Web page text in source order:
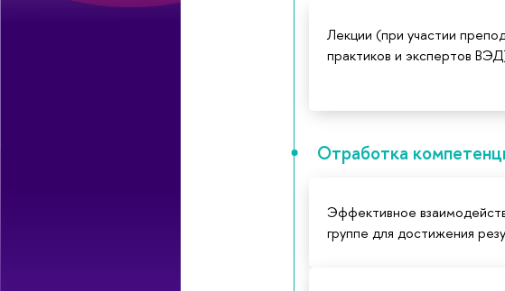
Лекции (при участии
практиков и экспертов
Отработка
Эффективное
группе для достижения